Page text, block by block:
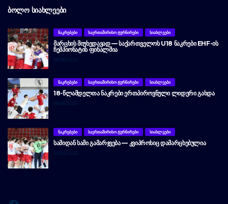
ᲑᲝᲚᲝ ᲡᲘᲐᲮᲚᲔᲔᲑᲘ
ᲜᲐᲙᲠᲔᲑᲔᲑᲘ ᲡᲐᲔᲠᲗᲐᲨᲘᲠᲘᲡᲝ ᲢᲣᲠᲜᲘᲠᲔᲑᲘ ᲡᲘᲐᲮᲚᲔᲔᲑᲘ
ᲛᲐᲠᲪᲮᲘᲡ ᲛᲘᲣᲮᲔᲓᲐᲕᲐᲓ — ᲡᲐᲥᲐᲠᲗᲕᲔᲚᲝᲡ U18 ᲜᲐᲙᲠᲔᲑᲘ EHF-ᲘᲡ
ᲩᲔᲛᲞᲘᲝᲜᲐᲢᲘᲡ ᲤᲘᲜᲐᲚᲨᲘᲐ
08/08/2026
ᲜᲐᲙᲠᲔᲑᲔᲑᲘ ᲡᲐᲔᲠᲗᲐᲨᲘᲠᲘᲡᲝ ᲢᲣᲠᲜᲘᲠᲔᲑᲘ ᲡᲘᲐᲮᲚᲔᲔᲑᲘ
18-ᲬᲚᲐᲛᲓᲔᲚᲗᲐ ᲜᲐᲙᲠᲔᲑᲘ ᲔᲠᲗᲞᲘᲠᲝᲕᲜᲣᲚᲘ ᲚᲘᲓᲔᲠᲘ ᲒᲐᲮᲓᲐ
06/08/2026
ᲜᲐᲙᲠᲔᲑᲔᲑᲘ ᲡᲐᲔᲠᲗᲐᲨᲘᲠᲘᲡᲝ ᲢᲣᲠᲜᲘᲠᲔᲑᲘ ᲡᲘᲐᲮᲚᲔᲔᲑᲘ
ᲡᲐᲛᲘᲓᲐᲜ ᲡᲐᲛᲘ ᲒᲐᲛᲐᲠᲯᲕᲔᲑᲐ — ᲙᲕᲘᲞᲠᲝᲡᲘᲪ ᲓᲐᲛᲐᲠᲪᲮᲔᲑᲣᲚᲘᲐ
05/08/2026